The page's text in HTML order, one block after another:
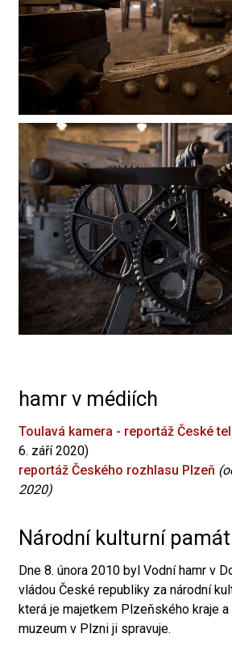
hamr v médiích
Toulavá kamera - reportáž České
6. září 2020)
reportáž Českého rozhlasu Plzeň
2020)
Národní kulturní
Dne 8. února 2010 byl Vodní hamr v
vládou České republiky za národní
která je majetkem Plzeňského kraje
muzeum v Plzni ji spravuje.